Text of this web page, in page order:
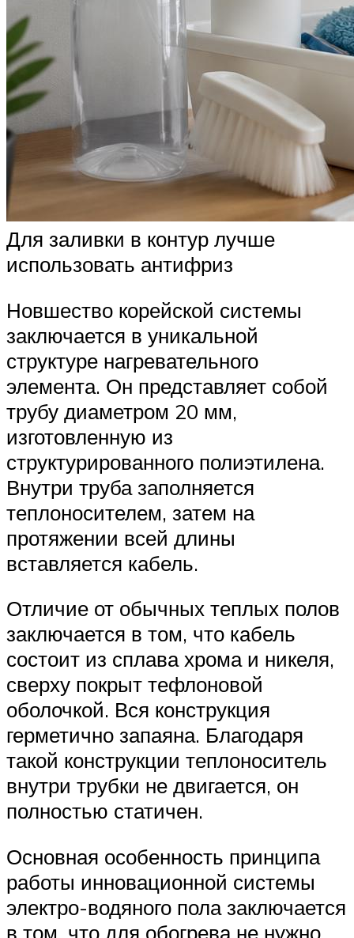
Для заливки в контур лучше
использовать антифриз
Новшество корейской системы
заключается в уникальной
структуре нагревательного
элемента. Он представляет собой
трубу диаметром 20 мм,
изготовленную из
структурированного полиэтилена.
Внутри труба заполняется
теплоносителем, затем на
протяжении всей длины
вставляется кабель.
Отличие от обычных теплых полов
заключается в том, что кабель
состоит из сплава хрома и никеля,
сверху покрыт тефлоновой
оболочкой. Вся конструкция
герметично запаяна. Благодаря
такой конструкции теплоноситель
внутри трубки не двигается, он
полностью статичен.
Основная особенность принципа
работы инновационной системы
электро-водяного пола заключается
в том, что для обогрева не нужно